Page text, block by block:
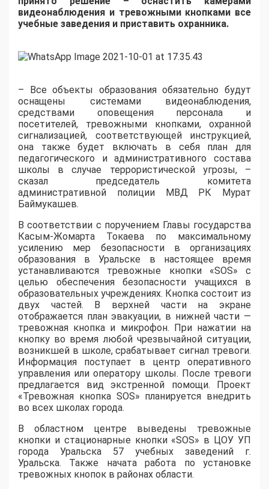
видеонаблюдения и тревожными кнопками все
учебные заведения и приставить охранника.
– Все объекты образования обязательно будут
оснащены системами видеонаблюдения,
средствами оповещения персонала и
посетителей, тревожными кнопками, охранной
сигнализацией, соответствующей инструкцией,
она также будет включать в себя план для
педагогического и административного состава
школы в случае террористической угрозы, –
сказал председатель комитета
административной полиции МВД РК Мурат
Баймукашев.
В соответствии с поручением Главы государства
Касым-Жомарта Токаева по максимальному
усилению мер безопасности в организациях
образования в Уральске в настоящее время
устанавливаются тревожные кнопки «SOS» с
целью обеспечения безопасности учащихся в
образовательных учреждениях. Кнопка состоит из
двух частей. В верхней части на экране
отображается план эвакуации, в нижней части —
тревожная кнопка и микрофон. При нажатии на
кнопку во время любой чрезвычайной ситуации,
возникшей в школе, срабатывает сигнал тревоги.
Информация поступает в центр оперативного
управления или оператору школы. После тревоги
предлагается вид экстренной помощи. Проект
«Тревожная кнопка SOS» планируется внедрить
во всех школах города.
В областном центре выведены тревожные
кнопки и стационарные кнопки «SOS» в ЦОУ УП
города Уральска 57 учебных заведений г.
Уральска. Также начата работа по установке
тревожных кнопок в районах области.